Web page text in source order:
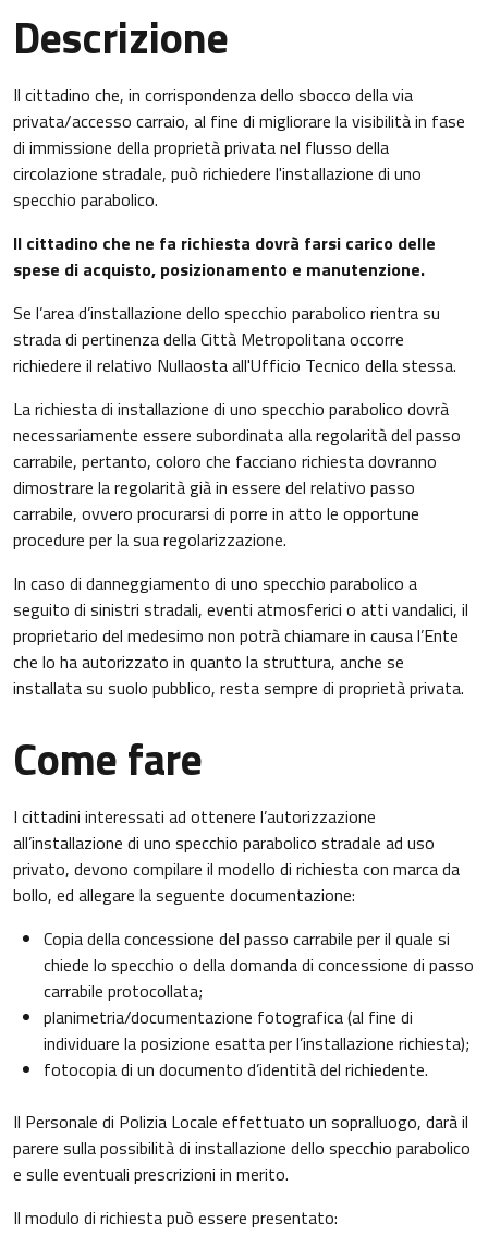
Descrizione
Il cittadino che, in corrispondenza dello sbocco della via
privata/accesso carraio, al fine di migliorare la visibilità in fase
di immissione della proprietà privata nel flusso della
circolazione stradale, può richiedere l'installazione di uno
specchio parabolico.
Il cittadino che ne fa richiesta dovrà farsi carico delle
spese di acquisto, posizionamento e manutenzione.
Se l’area d’installazione dello specchio parabolico rientra su
strada di pertinenza della Città Metropolitana occorre
richiedere il relativo Nullaosta all'Ufficio Tecnico della stessa.
La richiesta di installazione di uno specchio parabolico dovrà
necessariamente essere subordinata alla regolarità del passo
carrabile, pertanto, coloro che facciano richiesta dovranno
dimostrare la regolarità già in essere del relativo passo
carrabile, ovvero procurarsi di porre in atto le opportune
procedure per la sua regolarizzazione.
In caso di danneggiamento di uno specchio parabolico a
seguito di sinistri stradali, eventi atmosferici o atti vandalici, il
proprietario del medesimo non potrà chiamare in causa l’Ente
che lo ha autorizzato in quanto la struttura, anche se
installata su suolo pubblico, resta sempre di proprietà privata.
Come fare
I cittadini interessati ad ottenere l’autorizzazione
all’installazione di uno specchio parabolico stradale ad uso
privato, devono compilare il modello di richiesta con marca da
bollo, ed allegare la seguente documentazione:
Copia della concessione del passo carrabile per il quale si
chiede lo specchio o della domanda di concessione di passo
carrabile protocollata;
planimetria/documentazione fotografica (al fine di
individuare la posizione esatta per l’installazione richiesta);
fotocopia di un documento d’identità del richiedente.
Il Personale di Polizia Locale effettuato un sopralluogo, darà il
parere sulla possibilità di installazione dello specchio parabolico
e sulle eventuali prescrizioni in merito.
Il modulo di richiesta può essere presentato: